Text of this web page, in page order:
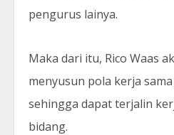
pengurus lainya.
Maka dari itu, Rico Waas
menyusun pola kerja
sehingga dapat terjalin
bidang.